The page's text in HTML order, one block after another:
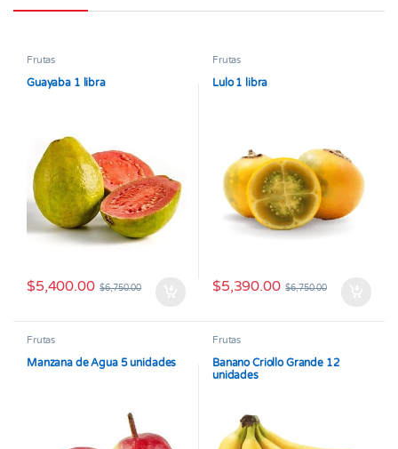
Frutas
Guayaba 1 libra
$5,400.00 $6,750.00
Frutas
Lulo 1 libra
$5,390.00 $6,750.00
Frutas
Manzana de Agua 5 unidades
Frutas
Banano Criollo Grande 12
unidades